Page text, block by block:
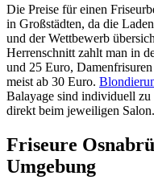
Die Preise für einen
in Großstädten, da die
und der Wettbewerb
Herrenschnitt zahlt man in
und 25 Euro,
meist ab 30 Euro.
Balayage sind individuell zu
direkt beim jeweiligen Salon.
Friseure
Umgebung